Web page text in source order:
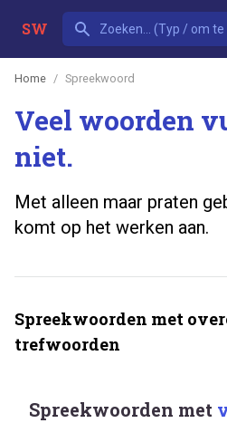
SW
Home Spreekwoord
Veel woorden
niet.
Met alleen maar praten
komt op het werken aan.
Spreekwoorden met
trefwoorden
Spreekwoorden met